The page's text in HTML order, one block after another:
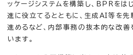
ッケージシステムを構築し、BPRをは
進に役立てるとともに、生成AI等を先
進めるなど、内部事務の抜本的な改善
います。